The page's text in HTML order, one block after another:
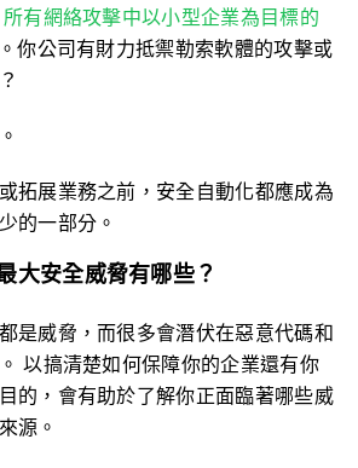
所有網絡攻擊中以小型企業為目標的
你公司有財力抵禦勒索軟體的攻擊或
或拓展業務之前，安全自動化都應成為
的一部分。
大安全威脅有哪些？
是威脅，而很多會潛伏在惡意代碼和
以搞清楚如何保障你的企業還有你
的，會有助於了解你正面臨著哪些威
源。